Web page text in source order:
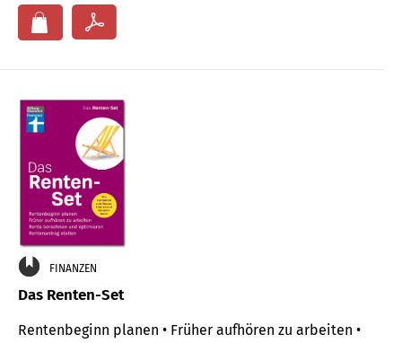
FINANZEN
Das Renten-Set
Rentenbeginn planen • Früher aufhören zu arbeiten •